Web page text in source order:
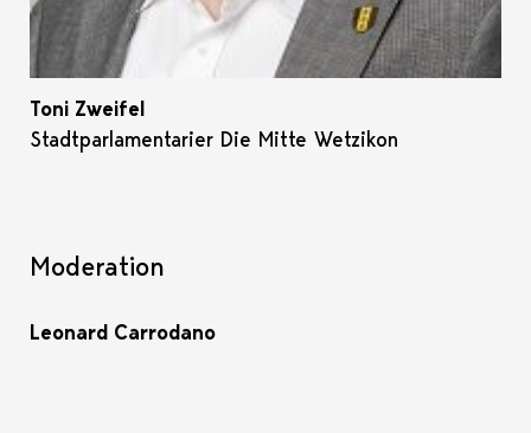
Toni Zweifel
Stadtparlamentarier Die Mitte Wetzikon
Moderation
Leonard Carrodano